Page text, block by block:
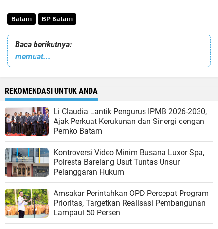
Batam BP Batam
Baca berikutnya:
memuat...
REKOMENDASI UNTUK ANDA
Li Claudia Lantik Pengurus IPMB 2026-2030,
Ajak Perkuat Kerukunan dan Sinergi dengan
Pemko Batam
Kontroversi Video Minim Busana Luxor Spa,
Polresta Barelang Usut Tuntas Unsur
Pelanggaran Hukum
Amsakar Perintahkan OPD Percepat Program
Prioritas, Targetkan Realisasi Pembangunan
Lampaui 50 Persen